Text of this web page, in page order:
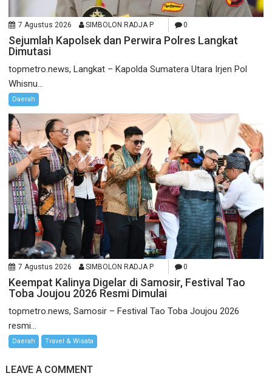
7 Agustus 2026 SIMBOLON RADJA P 0
Sejumlah Kapolsek dan Perwira Polres Langkat
Dimutasi
topmetro.news, Langkat – Kapolda Sumatera Utara Irjen Pol
Whisnu...
Daerah
7 Agustus 2026 SIMBOLON RADJA P 0
Keempat Kalinya Digelar di Samosir, Festival Tao
Toba Joujou 2026 Resmi Dimulai
topmetro.news, Samosir – Festival Tao Toba Joujou 2026
resmi...
Daerah Travel & Wisata
LEAVE A COMMENT